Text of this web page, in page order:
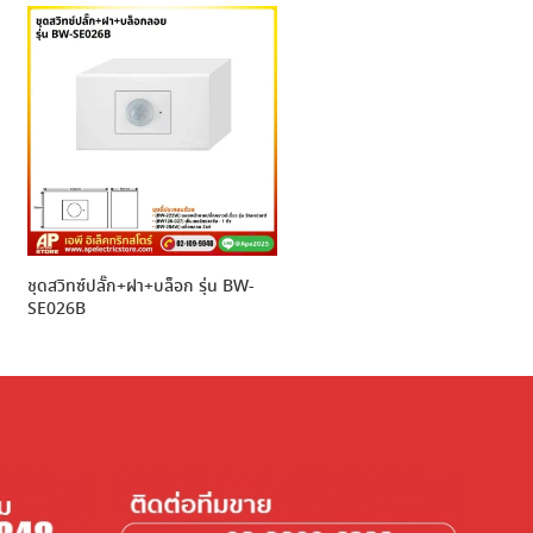
ชุดสวิทซ์ปลั๊ก+ฝา+บล็อก รุ่น BW-
SE026B